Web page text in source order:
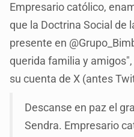
Empresario católico,
que la Doctrina Social de
presente en
querida familia y
su cuenta de X (antes
Descanse en paz el
Sendra. Empresario